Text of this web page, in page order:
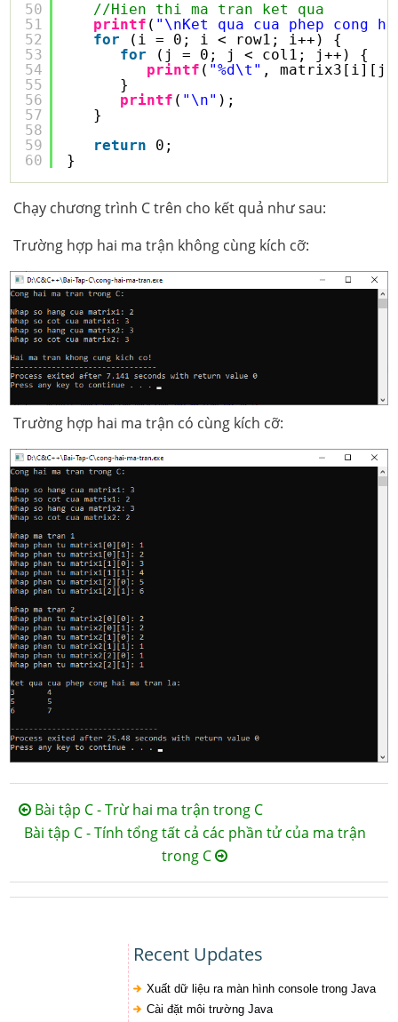
50
51
52
53
54
55
56
57
58
59
60
//Hien thi ma tran ket qua
printf ( "\nKet qua cua phep cong
for
(i = 0; i < row1; i++) {
for
(j = 0; j < col1; j++) {
printf ( "%d\t" ,
}
printf ( "\n" );
}
return
0;
}
Chạy chương trình C trên cho kết quả như sau:
Trường hợp hai ma trận không cùng kích cỡ:
Trường hợp hai ma trận có cùng kích cỡ:
Bài tập C - Trừ hai ma trận trong C
Bài tập C - Tính tổng tất cả các phần tử của ma trận
trong C
Recent Updates
Xuất dữ liệu ra màn hình console trong Java
Cài đặt môi trường Java